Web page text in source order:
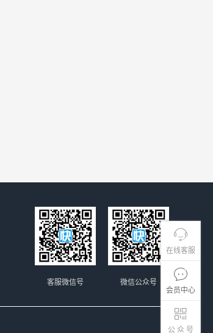
在线客服
会员中心
公 众 号
微信公众号
客服微信号